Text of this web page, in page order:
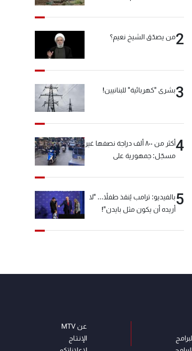
2من يصدّق الشيخ نعيم؟
3بشرى "كهربائية" للبنانيين!
4
أكثر من ٨٠٠ ألف دراجة نصفها غير
مسجّل: جمهورية على
5بالفيديو: ترامب يُنقذ طفلاً... "لا
أريده أن يكون مثل بايدن"!
عن MTV
الإنـتـاج